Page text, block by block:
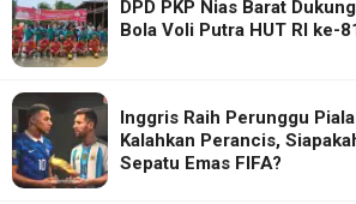
DPD PKP Nias Barat
Bola Voli Putra HUT RI ke-
Inggris Raih Perunggu
Kalahkan Perancis,
Sepatu Emas FIFA?